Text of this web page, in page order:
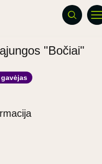
"Bočiai"
gavėjas